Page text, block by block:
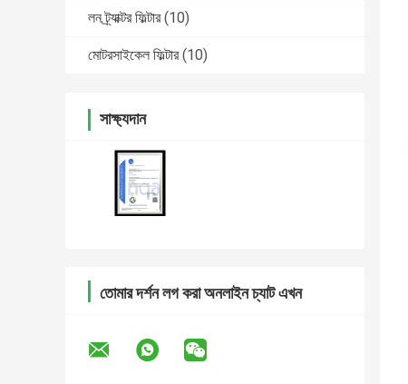
লন ট্র্যাক্টর ফিল্টার (10)
মোটরসাইকেল ফিল্টার (10)
সাক্ষ্যদান
তোমার দর্শন লগ করা অনলাইন চ্যাট এখন